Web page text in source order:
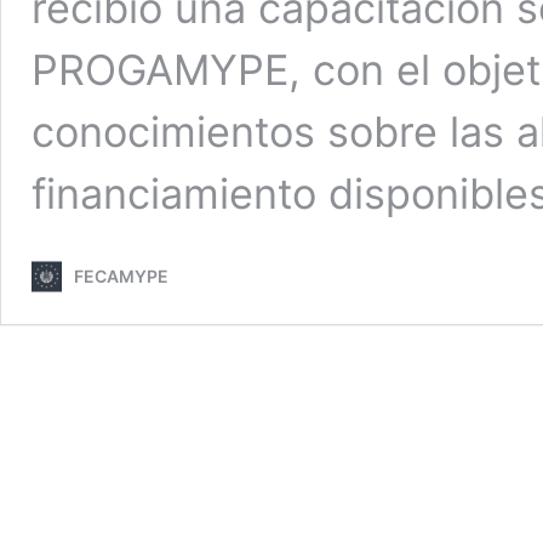
PROGAMYPE, con el
conocimientos sobre las
financiamiento
FECAMYPE